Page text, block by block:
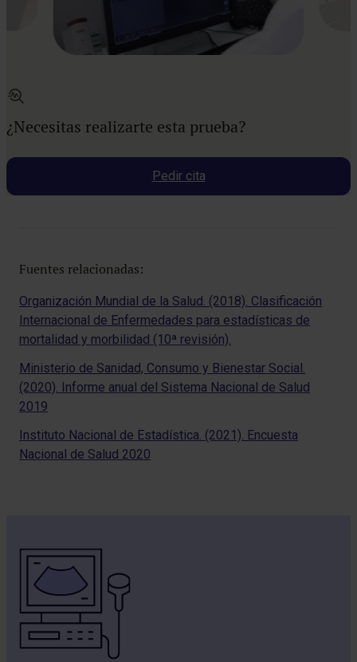
¿Necesitas realizarte esta prueba?
Pedir cita
Fuentes relacionadas:
Organización Mundial de la Salud. (2018). Clasificación
Internacional de Enfermedades para estadísticas de
mortalidad y morbilidad (10ª revisión).
Ministerio de Sanidad, Consumo y Bienestar Social.
(2020). Informe anual del Sistema Nacional de Salud
2019
Instituto Nacional de Estadística. (2021). Encuesta
Nacional de Salud 2020